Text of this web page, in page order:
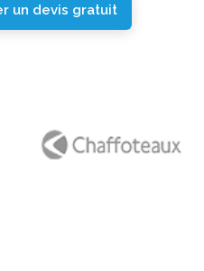
un devis gratuit